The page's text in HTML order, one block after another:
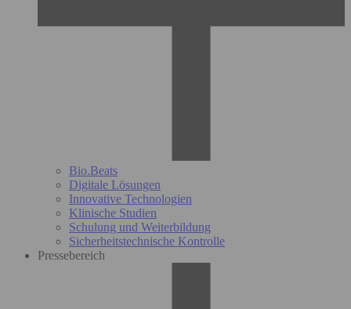
Bio.Beats
Digitale Lösungen
Innovative Technologien
Klinische Studien
Schulung und Weiterbildung
Sicherheitstechnische Kontrolle
Pressebereich